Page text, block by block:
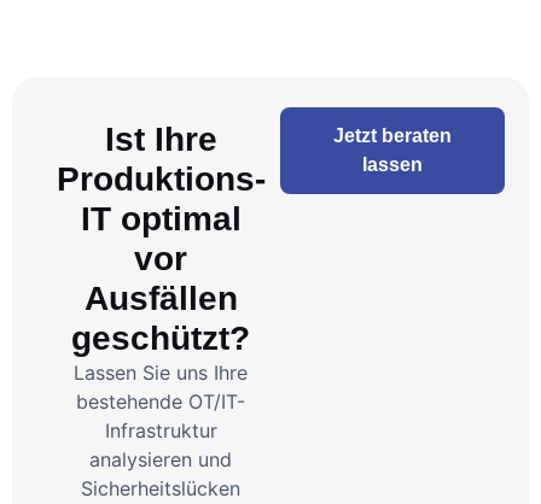
Ist Ihre
Produktions-
IT optimal
vor
Ausfällen
geschützt?
Lassen Sie uns Ihre
bestehende OT/IT-
Infrastruktur
analysieren und
Sicherheitslücken
Jetzt beraten
lassen